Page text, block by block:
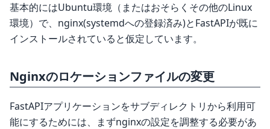
基本的にはUbuntu環境（またはおそらくその他のLinux
環境）で、nginx(systemdへの登録済み)とFastAPIが既に
インストールされていると仮定しています。
Nginxのロケーションファイルの変更
FastAPIアプリケーションをサブディレクトリから利用可
能にするためには、まずnginxの設定を調整する必要があ